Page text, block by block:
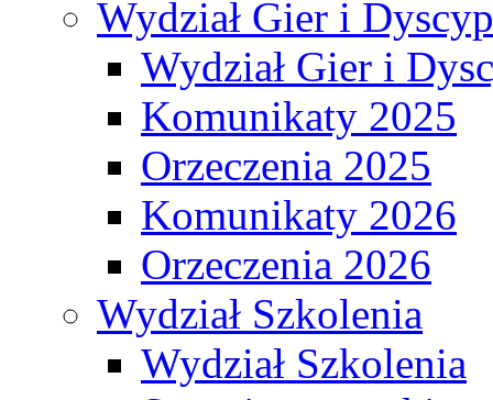
Wydział Gier i
Wydział Gier i
Komunikaty 2025
Orzeczenia 2025
Komunikaty 2026
Orzeczenia 2026
Wydział Szkolenia
Wydział Szkolenia